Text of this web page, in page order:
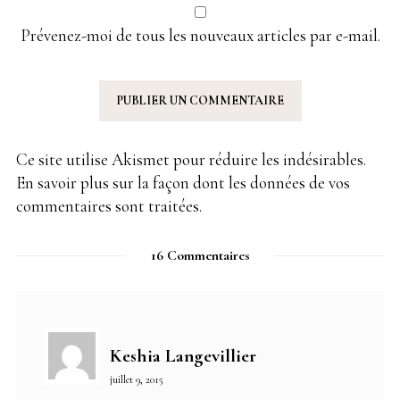
Prévenez-moi de tous les nouveaux articles par e-mail.
Ce site utilise Akismet pour réduire les indésirables.
En savoir plus sur la façon dont les données de vos
commentaires sont traitées.
16 Commentaires
Keshia Langevillier
juillet 9, 2015